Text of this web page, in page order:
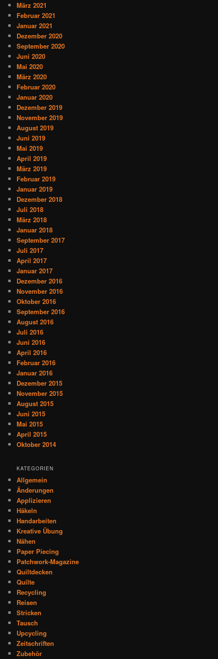
März 2021
Februar 2021
Januar 2021
Dezember 2020
September 2020
Juni 2020
Mai 2020
März 2020
Februar 2020
Januar 2020
Dezember 2019
November 2019
August 2019
Juni 2019
Mai 2019
April 2019
März 2019
Februar 2019
Januar 2019
Dezember 2018
Juli 2018
März 2018
Januar 2018
September 2017
Juli 2017
April 2017
Januar 2017
Dezember 2016
November 2016
Oktober 2016
September 2016
August 2016
Juli 2016
Juni 2016
April 2016
Februar 2016
Januar 2016
Dezember 2015
November 2015
August 2015
Juni 2015
Mai 2015
April 2015
Oktober 2014
KATEGORIEN
Allgemein
Änderungen
Applizieren
Häkeln
Handarbeiten
Kreative Übung
Nähen
Paper Piecing
Patchwork-Magazine
Quiltdecken
Quilte
Recycling
Reisen
Stricken
Tausch
Upcycling
Zeitschriften
Zubehör